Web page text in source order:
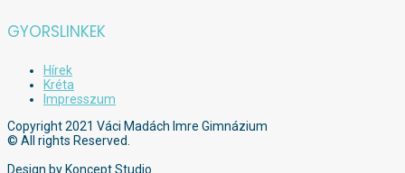
GYORSLINKEK
Hírek
Kréta
Impresszum
Copyright 2021 Váci Madách Imre Gimnázium
© All rights Reserved.
Design by Koncept Studio